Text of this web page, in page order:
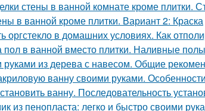
стены в ванной комнате кроме плитки.
в ванной кроме плитки. Вариант 2: Краска
оргстекло в домашних условиях. Как
пол в ванной вместо плитки. Наливные полы
из дерева с навесом. Общие
ванну своими руками.
ванну. Последовательность
из пенопласта: легко и быстро своими